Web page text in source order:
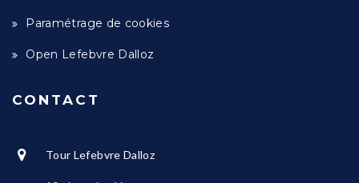
Paramétrage de cookies
Open Lefebvre Dalloz
CONTACT
Tour Lefebvre Dalloz